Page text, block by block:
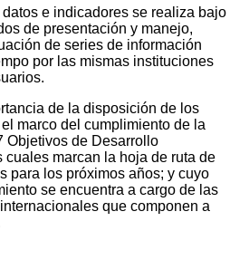
e indicadores se realiza bajo
de presentación y manejo,
de series de información
por las mismas instituciones
de la disposición de los
marco del cumplimiento de la
Objetivos de Desarrollo
cuales marcan la hoja de ruta de
para los próximos años; y cuyo
se encuentra a cargo de las
que componen a